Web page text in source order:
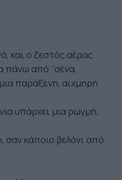
και ο ζεστός αέρας
πάνω από ‘σένα,
παράξενη, αιχμηρή
υπάρχει μια ρωγμή,
σαν κάποιο βελόνι από